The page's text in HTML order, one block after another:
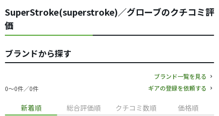
SuperStroke(superstroke)／グローブのクチコミ評
価
ブランドから探す
0〜0件／0件
ブランド一覧を見る
ギアの登録を依頼する
新着順 総合評価順 クチコミ数順 価格順